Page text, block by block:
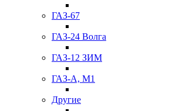
ГАЗ-67
ГАЗ-24 Волга
ГАЗ-12 ЗИМ
ГАЗ-А, М1
Другие